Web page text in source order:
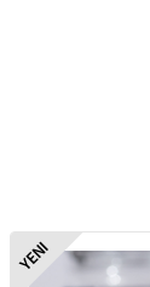
YENI